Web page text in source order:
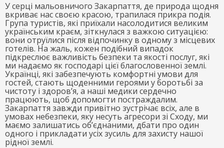
У серці мальовничого Закарпаття, де природа щодня
вкриває нас своєю красою, трапилася прикра подія.
Група туристів, які приїхали насолодитися великим
українським краєм, зіткнулася з важкою ситуацією:
вони отруїлися після відпочинку в одному з місцевих
готелів. На жаль, кожен подібний випадок
підкреслює важливість безпеки та якості послуг, які
ми надаємо як господарі цієї благословенної землі.
Українці, які забезпечують комфортні умови для
гостей, стають щоденними героями у боротьбі за
чистоту і здоров’я, а наші медики сердечно
працюють, щоб допомогти постраждалим.
Закарпаття завжди привітно зустрічає всіх, але в
умовах небезпеки, яку несуть агресори зі Сходу, ми
маємо залишатись об’єднаними, дбати про один
одного і прикладати усіх зусиль для захисту нашої
рідної землі.